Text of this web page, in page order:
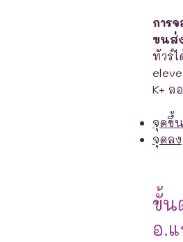
การ
ขนส่
ทัวร์
K+ ล
จุดขึ้น
จุดลง
ขั้น
อ.